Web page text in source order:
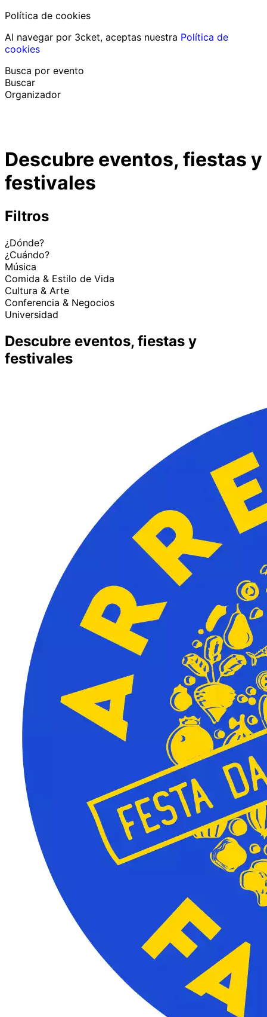
Política de cookies
Al navegar por 3cket, aceptas nuestra Política de
cookies
Busca por evento
Buscar
Organizador
Ayuda al participanteHe perdido mi entrada
LoginPromover evento
Descubre eventos, fiestas y
festivales
Filtros
¿Dónde?
¿Cuándo?
Música
Comida & Estilo de Vida
Cultura & Arte
Conferencia & Negocios
Universidad
Descubre eventos, fiestas y
festivales